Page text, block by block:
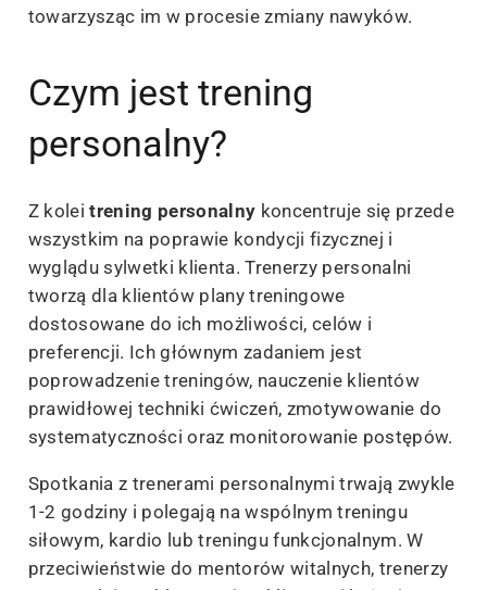
towarzysząc im w procesie zmiany nawyków.
Czym jest trening
personalny?
Z koleitrening personalny koncentruje się przede
wszystkim na poprawie kondycji fizycznej i
wyglądu sylwetki klienta. Trenerzy personalni
tworzą dla klientów plany treningowe
dostosowane do ich możliwości, celów i
preferencji. Ich głównym zadaniem jest
poprowadzenie treningów, nauczenie klientów
prawidłowej techniki ćwiczeń, zmotywowanie do
systematyczności oraz monitorowanie postępów.
Spotkania z trenerami personalnymi trwają zwykle
1-2 godziny i polegają na wspólnym treningu
siłowym, kardio lub treningu funkcjonalnym. W
przeciwieństwie do mentorów witalnych, trenerzy